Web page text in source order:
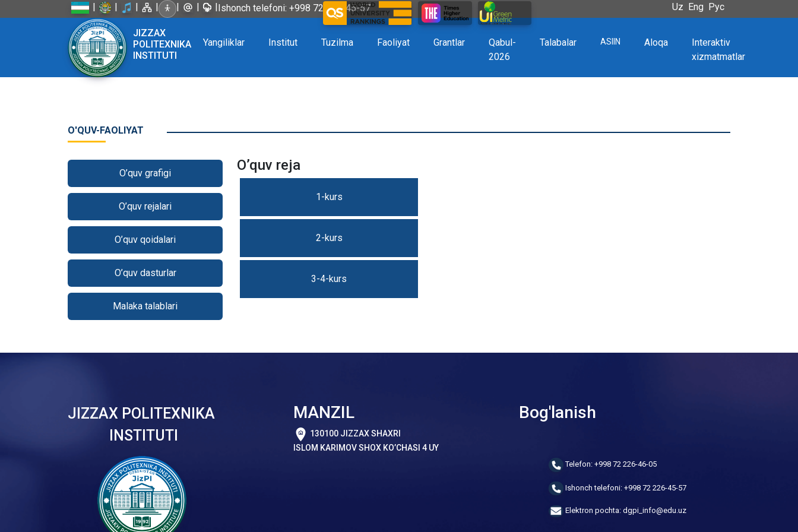
| | | | | | |Ishonch telefoni: +998 72 226-45-57 Uz Eng Рус
JIZZAX
POLITEXNIKA
INSTITUTI
Yangiliklar Institut Tuzilma Faoliyat Grantlar
Qabul-
2026
Talabalar ASIIN Aloqa
Interaktiv
xizmatmatlar
O'QUV-FAOLIYAT
O’quv grafigi
O’quv rejalari
O’quv qoidalari
O’quv dasturlar
Malaka talablari
O’quv reja
1-kurs
2-kurs
3-4-kurs
JIZZAX POLITEXNIKA
INSTITUTI
MANZIL
130100 JIZZAX SHAXRI
ISLOM KARIMOV SHOX KO’CHASI 4 UY
Bog'lanish
Telefon: +998 72 226-46-05
Ishonch telefoni: +998 72 226-45-57
Elektron pochta: dgpi_info@edu.uz